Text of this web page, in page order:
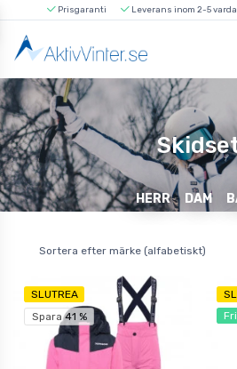
Prisgaranti Leverans inom 2-5
HERR DAM
SLUTREA
Spara 41 %